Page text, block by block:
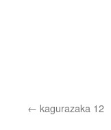
kagurazaka 12